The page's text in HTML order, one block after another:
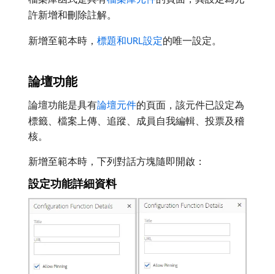
許新增和刪除註解。
新增至範本時， 標題和URL設定的唯一設定。
論壇功能
論壇功能是具有論壇元件的頁面，該元件已設定為
標籤、檔案上傳、追蹤、成員自我編輯、投票及稽
核。
新增至範本時，下列對話方塊隨即開啟：
設定功能詳細資料